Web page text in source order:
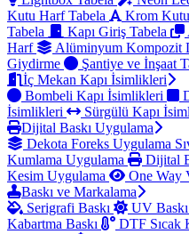
Kutu Harf Tabela
Krom
Tabela
Kapı Giriş Tabela
Harf
Alüminyum Kompozit
Giydirme
Şantiye ve İnşaat
İç Mekan Kapı İsimlikleri
Bombeli Kapı İsimlikleri
İsimlikleri
Sürgülü Kapı
Dijital Baskı Uygulama
Dekota Foreks Uygulama
Kumlama Uygulama
Dijital
Kesim Uygulama
One Way
Baskı ve Markalama
Serigrafi Baskı
UV Baskı
Kabartma Baskı
DTF Sıcak